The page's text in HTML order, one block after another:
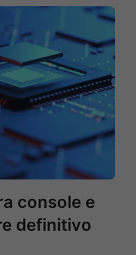
console e
definitivo